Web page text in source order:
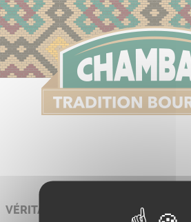
VÉRITABLE JAMBON PERSILLÉ DE